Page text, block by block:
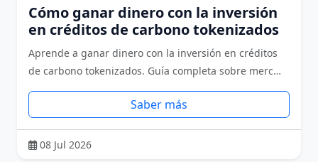
Cómo ganar dinero con la inversión
en créditos de carbono tokenizados
Aprende a ganar dinero con la inversión en créditos
de carbono tokenizados. Guía completa sobre merc…
Saber más
08 Jul 2026